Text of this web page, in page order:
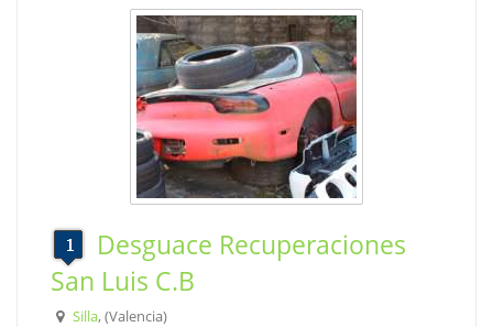
Desguace Recuperaciones
San Luis C.B
Silla, (Valencia)